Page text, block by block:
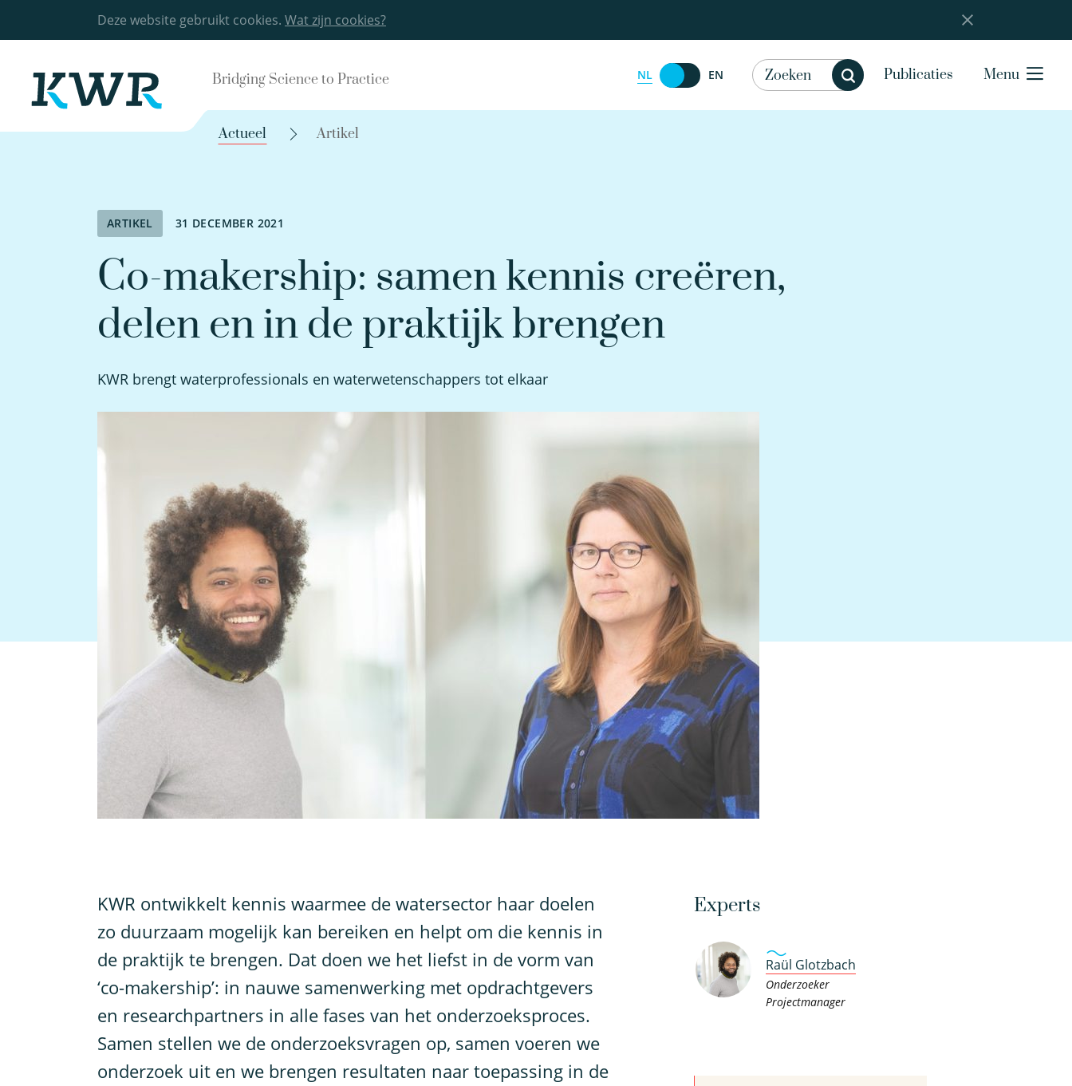
Deze website gebruikt cookies. Wat zijn cookies?
Bridging Science to Practice NL EN Publicaties Menu
Actueel Artikel
ARTIKEL 31 DECEMBER 2021
Co-makership: samen kennis creëren,
delen en in de praktijk brengen
KWR brengt waterprofessionals en waterwetenschappers tot elkaar
KWR ontwikkelt kennis waarmee de watersector haar doelen
zo duurzaam mogelijk kan bereiken en helpt om die kennis in
de praktijk te brengen. Dat doen we het liefst in de vorm van
‘co-makership’: in nauwe samenwerking met opdrachtgevers
en researchpartners in alle fases van het onderzoeksproces.
Samen stellen we de onderzoeksvragen op, samen voeren we
onderzoek uit en we brengen resultaten naar toepassing in de
Experts
Raül Glotzbach
Onderzoeker
Projectmanager